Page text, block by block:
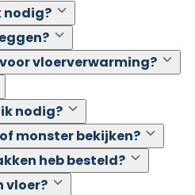
nodig?
vloerverwarming?
nodig?
monster bekijken?
heb besteld?
vloer?